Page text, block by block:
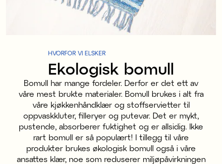
HVORFOR VI ELSKER
Ekologisk bomull
Bomull har mange fordeler. Derfor er det ett av
våre mest brukte materialer. Bomull brukes i alt fra
våre kjøkkenhåndklær og stoffservietter til
oppvaskkluter, filleryer og putevar. Det er mykt,
pustende, absorberer fuktighet og er allsidig. Ikke
rart bomull er så populært! I tillegg til våre
produkter brukes økologisk bomull også i våre
ansattes klær, noe som reduserer miljøpåvirkningen